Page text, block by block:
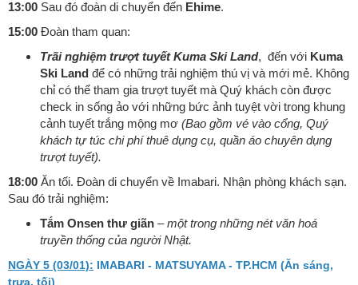
13:00 Sau đó đoàn di chuyển đến Ehime.
15:00 Đoàn tham quan:
Trãi nghiệm trượt tuyết Kuma Ski Land, đến với Kuma
Ski Land để có những trải nghiệm thú vị và mới mẻ. Không
chỉ có thể tham gia trượt tuyết mà Quý khách còn được
check in sống ảo với những bức ảnh tuyệt vời trong khung
cảnh tuyết trắng mộng mơ (Bao gồm vé vào cổng, Quý
khách tự túc chi phí thuê dụng cụ, quần áo chuyên dụng
trượt tuyết).
18:00 Ăn tối. Đoàn di chuyển về Imabari. Nhận phòng khách sạn.
Sau đó trải nghiệm:
Tắm Onsen thư giãn – một trong những nét văn hoá
truyền thống của người Nhật.
NGÀY 5 (03/01): IMABARI - MATSUYAMA - TP.HCM (Ăn sáng,
trưa, tối)